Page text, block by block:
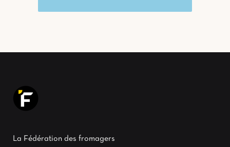
La Fédération des fromagers